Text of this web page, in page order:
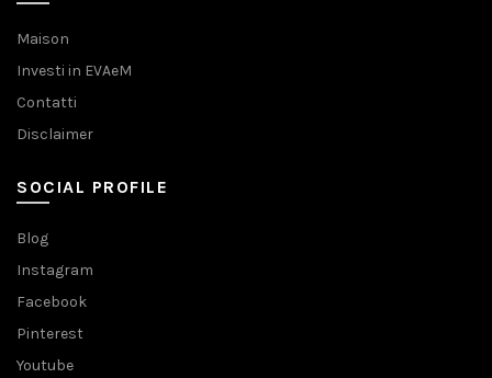
Maison
Investi in EVAeM
Contatti
Disclaimer
SOCIAL PROFILE
Blog
Instagram
Facebook
Pinterest
Youtube